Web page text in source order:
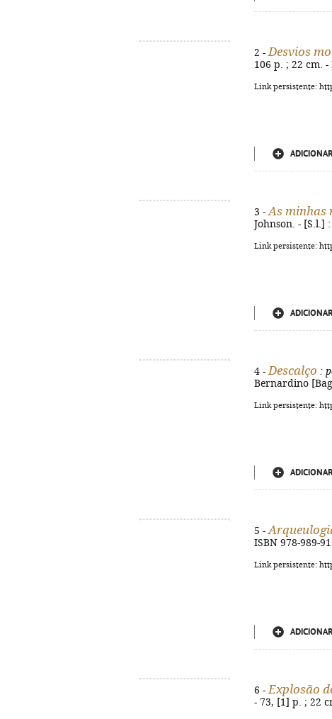
2 - Desvios
106 p. ; 22 cm. -
Link persistente:
3 - As minhas
Johnson. - [S.l.]
Link persistente:
4 - Descalço :
Bernardino
Link persistente:
5 -
ISBN 978-989-
Link persistente:
6 - Explosão
- 73, [1] p. ; 22